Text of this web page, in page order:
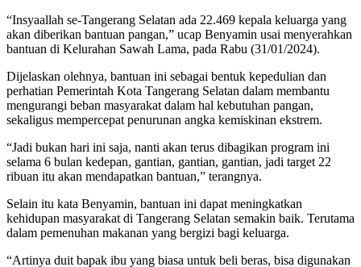
“Insyaallah se-Tangerang Selatan ada 22.469 kepala keluarga yang
akan diberikan bantuan pangan,” ucap Benyamin usai menyerahkan
bantuan di Kelurahan Sawah Lama, pada Rabu (31/01/2024).
Dijelaskan olehnya, bantuan ini sebagai bentuk kepedulian dan
perhatian Pemerintah Kota Tangerang Selatan dalam membantu
mengurangi beban masyarakat dalam hal kebutuhan pangan,
sekaligus mempercepat penurunan angka kemiskinan ekstrem.
“Jadi bukan hari ini saja, nanti akan terus dibagikan program ini
selama 6 bulan kedepan, gantian, gantian, gantian, jadi target 22
ribuan itu akan mendapatkan bantuan,” terangnya.
Selain itu kata Benyamin, bantuan ini dapat meningkatkan
kehidupan masyarakat di Tangerang Selatan semakin baik. Terutama
dalam pemenuhan makanan yang bergizi bagi keluarga.
“Artinya duit bapak ibu yang biasa untuk beli beras, bisa digunakan